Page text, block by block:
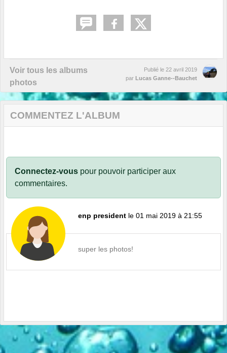
Voir tous les albums
photos
Publié le 22 avril 2019
par Lucas Ganne--Bauchet
COMMENTEZ L'ALBUM
Connectez-vous pour pouvoir participer aux
commentaires.
enp president le 01 mai 2019 à 21:55
super les photos!